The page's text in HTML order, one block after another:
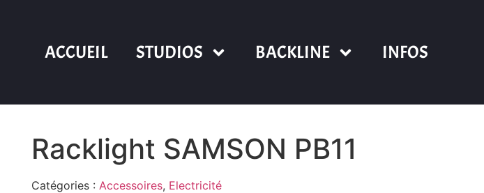
ACCUEIL STUDIOS BACKLINE INFOS
Racklight SAMSON PB11
Catégories : Accessoires, Electricité